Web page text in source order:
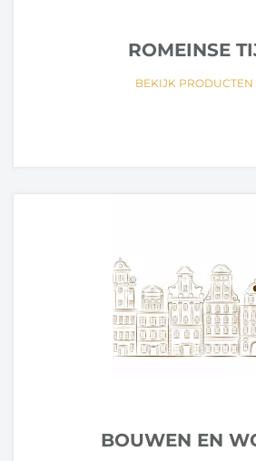
ROMEINSE
BEKIJK PRODUCTEN
BOUWEN EN